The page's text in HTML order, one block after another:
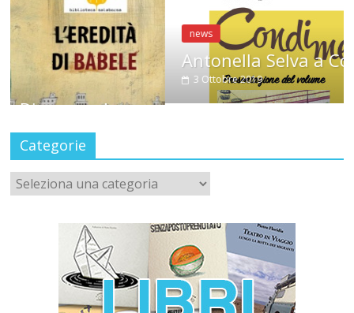
news
Antonella Selva a CondiMenti
3 Ottobre 2019
Categorie